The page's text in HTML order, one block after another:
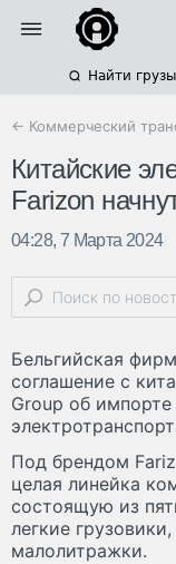
Найти грузы
← Коммерческий
Китайские
Farizon
04:28, 7 Марта 2024
Бельгийская
соглашение с
Group об
Под брендом
целая линейка
состоящую из
легкие
малолитражки.